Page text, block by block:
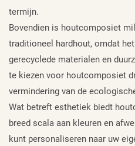
termijn.
Bovendien is houtcomposiet
traditioneel hardhout, omdat
gerecyclede materialen en
te kiezen voor houtcomposiet
vermindering van de
Wat betreft esthetiek biedt
breed scala aan kleuren en
kunt personaliseren naar uw